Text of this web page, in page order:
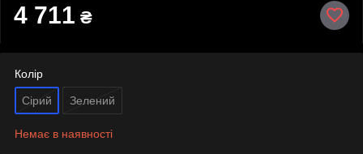
4 711 ₴
Колір
Сірий Зелений
Немає в наявності